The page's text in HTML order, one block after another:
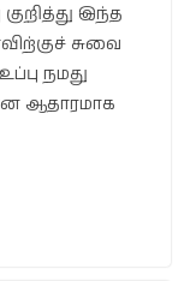
இந்த
சுவை
நமது
ஆதாரமாக